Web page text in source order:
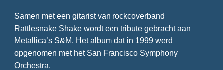
Samen met een gitarist van rockcoverband
Rattlesnake Shake wordt een tribute gebracht aan
Metallica’s S&M. Het album dat in 1999 werd
opgenomen met het San Francisco Symphony
Orchestra.